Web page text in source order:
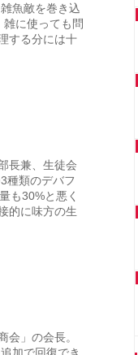
魚敵を巻き込
に使っても問
する分には十
長兼、生徒会
種類のデバフ
も30%と悪く
的に味方の生
会」の会長。
加で回復でき